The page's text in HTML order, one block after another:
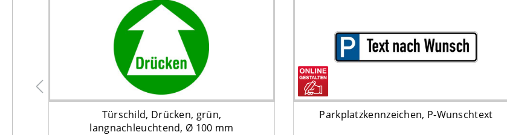
Türschild, Drücken, grün,
langnachleuchtend, Ø 100 mm
Parkplatzkennzeichen, P-Wunschtext